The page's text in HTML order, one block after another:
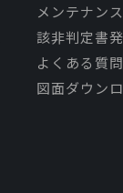
メンテナン
該非判定書
よくある質問
図面ダウン